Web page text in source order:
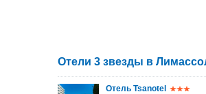
Отели 3 звезды в
Отель Tsanotel